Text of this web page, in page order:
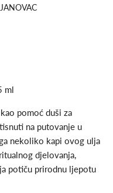
ml
pomoć duši za
na putovanje u
nekoliko kapi ovog ulja
djelovanja,
potiču prirodnu ljepotu